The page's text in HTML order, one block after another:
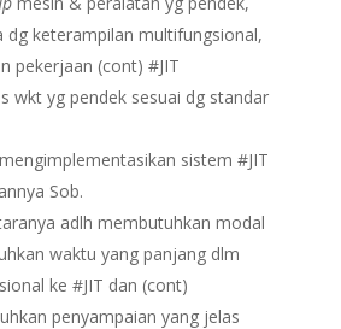
dg keterampilan multifungsional,
pekerjaan (cont) #JIT
wkt yg pendek sesuai dg standar
sistem #JIT
Sob.
adlh membutuhkan modal
waktu yang panjang dlm
ke #JIT dan (cont)
penyampaian yang jelas